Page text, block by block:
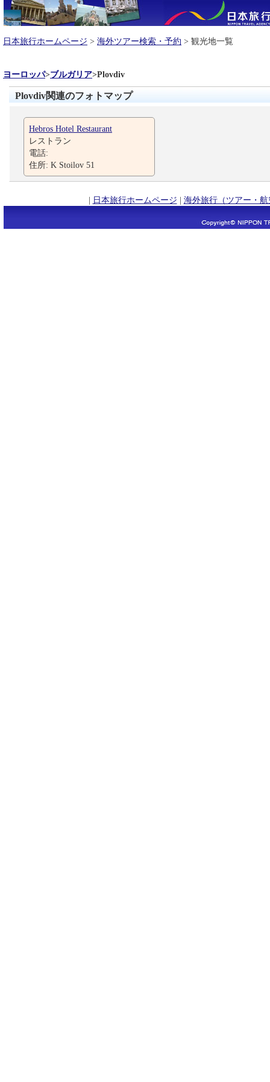
日本旅行ホームページ > 海外ツアー検索・予約 > 観光地一覧
ヨーロッパ>ブルガリア>Plovdiv
Plovdiv関連のフォトマップ
Hebros Hotel Restaurant
レストラン
電話:
住所: K Stoilov 51
| 日本旅行ホームページ | 海外旅行（ツアー・航